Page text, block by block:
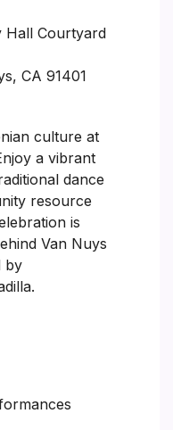
Hall Courtyard
CA 91401
culture at
a vibrant
dance
resource
is
Van Nuys
by